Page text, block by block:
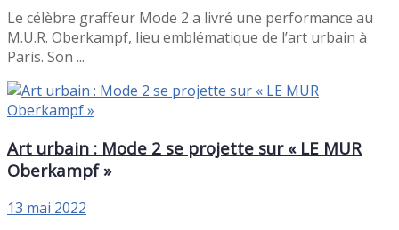
Le célèbre graffeur Mode 2 a livré une performance au
M.U.R. Oberkampf, lieu emblématique de l’art urbain à
Paris. Son ...
Art urbain : Mode 2 se projette sur « LE MUR
Oberkampf »
13 mai 2022